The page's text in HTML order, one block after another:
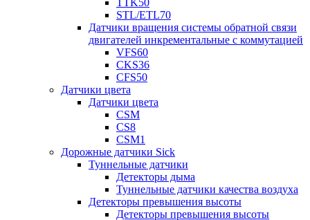
TTK50
STL/ETL70
Датчики вращения системы обратной связи
двигателей инкрементальные с коммутацией
VFS60
CKS36
CFS50
Датчики цвета
Датчики цвета
CSM
CS8
CSM1
Дорожные датчики Sick
Туннельные датчики
Детекторы дыма
Туннельные датчики качества воздуха
Детекторы превышения высоты
Детекторы превышения высоты